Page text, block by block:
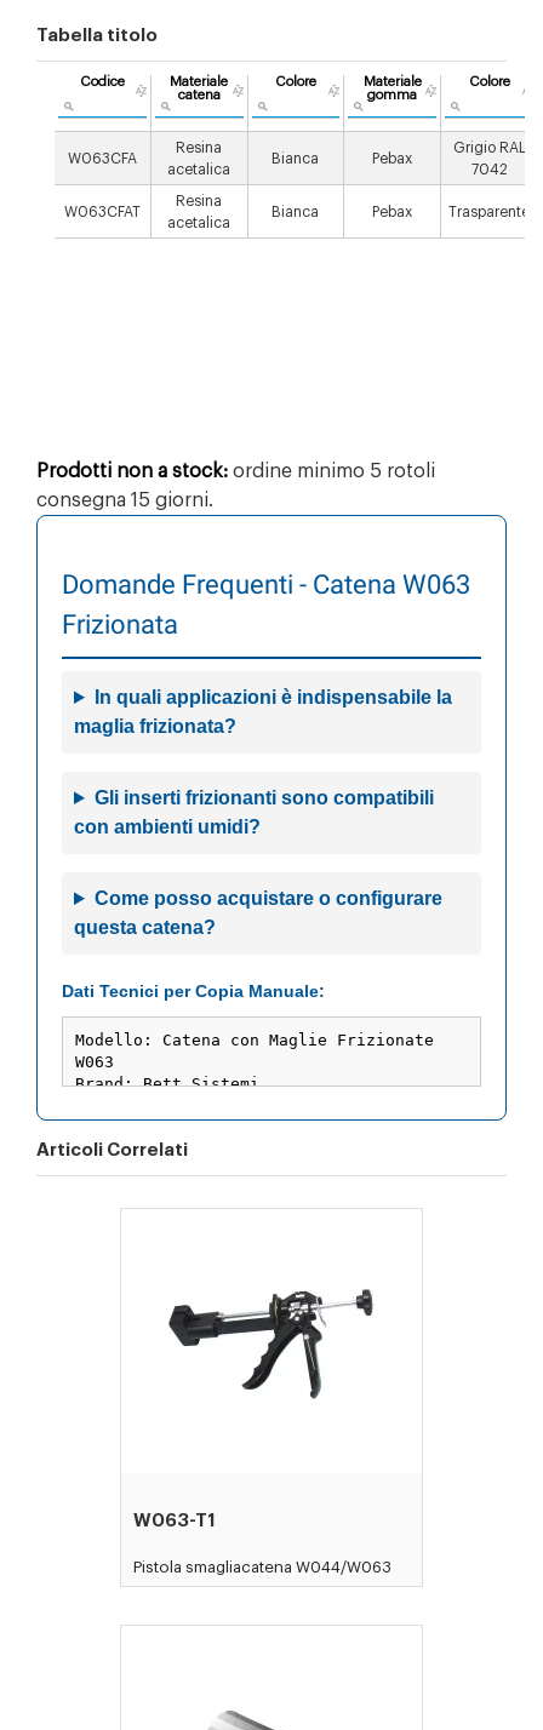
Tabella titolo
Codice
Materiale
catena
Colore
Materiale
gomma
Colore
W063CFA
Resina
acetalica
Bianca Pebax
Grigio RAL
7042
W063CFAT
Resina
acetalica
Bianca Pebax Trasparente
Prodotti non a stock: ordine minimo 5 rotoli
consegna 15 giorni.
Domande Frequenti - Catena W063
Frizionata
In quali applicazioni è indispensabile la
maglia frizionata?
Gli inserti frizionanti sono compatibili
con ambienti umidi?
Come posso acquistare o configurare
questa catena?
Dati Tecnici per Copia Manuale:
Articoli Correlati
W063-T1
Pistola smagliacatena W044/W063